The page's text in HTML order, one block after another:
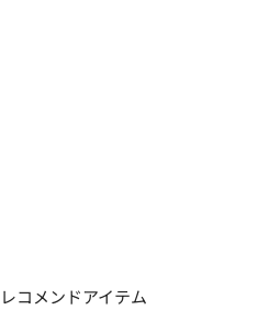
レコメンドアイテム